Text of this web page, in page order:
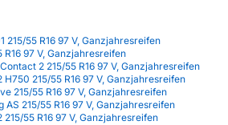
215/55 R16 97 V, Ganzjahresreifen
R16 97 V, Ganzjahresreifen
2 215/55 R16 97 V, Ganzjahresreifen
215/55 R16 97 V, Ganzjahresreifen
215/55 R16 97 V, Ganzjahresreifen
215/55 R16 97 V, Ganzjahresreifen
215/55 R16 97 V, Ganzjahresreifen